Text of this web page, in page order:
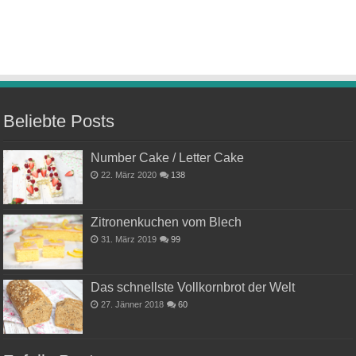
Beliebte Posts
Number Cake / Letter Cake
22. März 2020 138
Zitronenkuchen vom Blech
31. März 2019 99
Das schnellste Vollkornbrot der Welt
27. Jänner 2018 60